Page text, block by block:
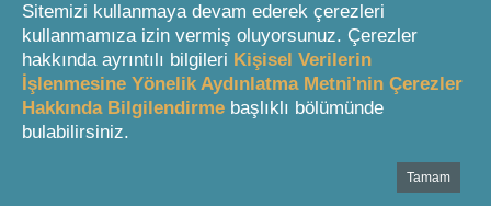
(2) Başkan, müstear adla yapılan veya yapıldığı
anlaşılan imzasız, adressiz yahut belli bir olayı ve
nedeni içermeyen, delilleri ve dayanakları gösterilmeyen
ihbar ve şikâyetleri işleme koymaz. Ancak, bu ihbar ve
şikâyetlerin somut delillere dayanması durumunda konu
hakkında gerekli inceleme ve araştırma yapılır.
Sitemizi kullanmaya devam ederek çerezleri
kullanmamıza izin vermiş oluyorsunuz. Çerezler
hakkında ayrıntılı bilgileri Kişisel Verilerin
İşlenmesine Yönelik Aydınlatma Metni'nin Çerezler
Hakkında Bilgilendirme başlıklı bölümünde
bulabilirsiniz.
Tamam